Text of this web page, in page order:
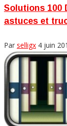
Solutions 100
astuces et
Par selligx 4 juin